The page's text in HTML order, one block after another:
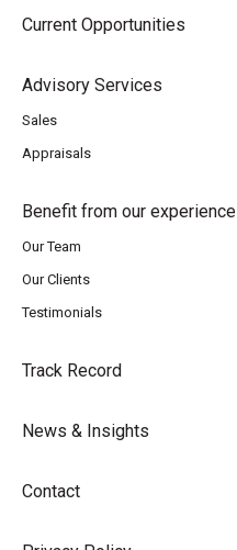
Current Opportunities
Advisory Services
Sales
Appraisals
Benefit from our experience
Our Team
Our Clients
Testimonials
Track Record
News & Insights
Contact